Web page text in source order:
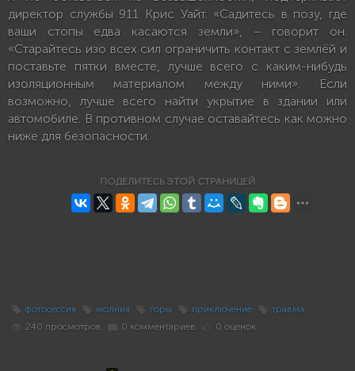
директор службы 911 Крис Уайт. «Садитесь в позу, где
ваши стопы едва касаются земли», – говорит он.
«Старайтесь изо всех сил ограничить контакт с землёй и
поставьте пятки вместе, лучше всего с каким-нибудь
изоляционным материалом между ними». Если
возможно, лучше всего найти укрытие в здании или
автомобиле. В противном случае оставайтесь как можно
ниже для безопасности.
ПОДЕЛИТЕСЬ ЭТОЙ СТРАНИЦЕЙ
фотосессия молния горы приключение
травма
240 просмотров
0 комментариев 0 оценок